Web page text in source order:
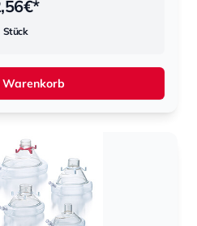
€*
Stück
Warenkorb